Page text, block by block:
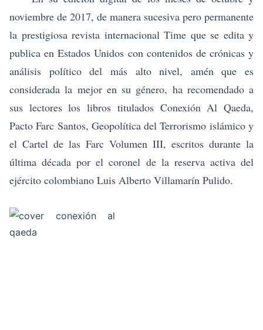
noviembre de 2017, de manera sucesiva pero permanente
la prestigiosa revista internacional Time que se edita y
publica en Estados Unidos con contenidos de crónicas y
análisis político del más alto nivel, amén que es
considerada la mejor en su género, ha recomendado a
sus lectores los libros titulados Conexión Al Qaeda,
Pacto Farc Santos, Geopolítica del Terrorismo islámicoy
el Cartel de las Farc Volumen III, escritos durante la
última década por el coronel de la reserva activa del
ejército colombiano Luis Alberto Villamarín Pulido.